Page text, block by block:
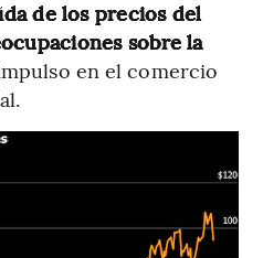
de los precios del
sobre la
en el comercio